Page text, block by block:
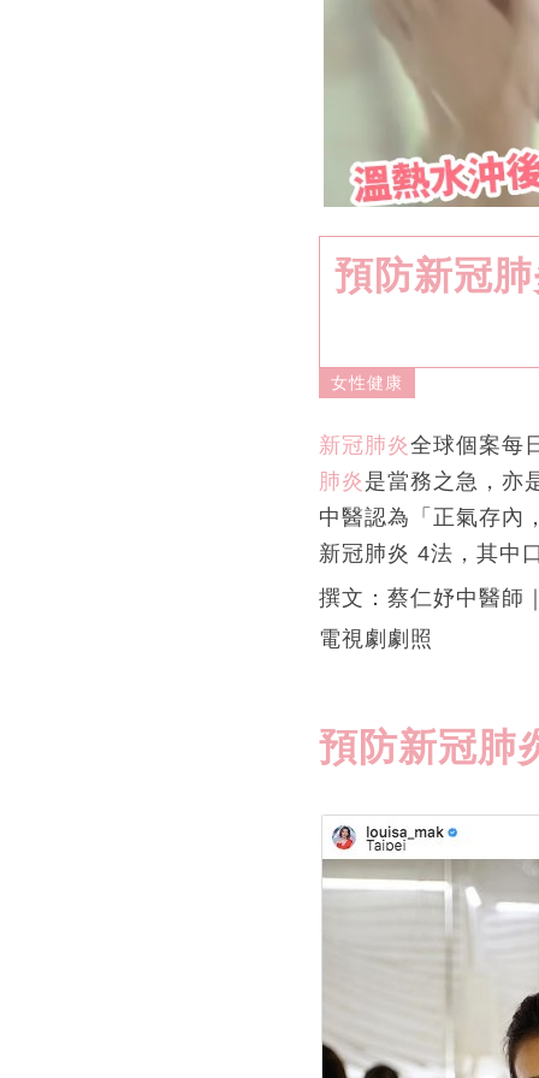
預防新冠
女性健康
新冠肺炎全球個案每
肺炎 是當務之急，亦
中醫認為「正氣存內
新冠肺炎 4法，其中
撰文：蔡仁妤中醫師
電視劇劇照
預防新冠肺